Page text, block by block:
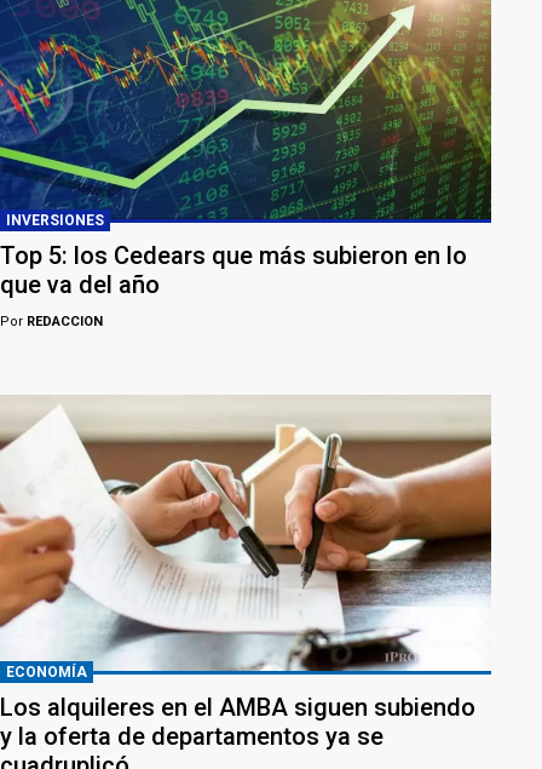
INVERSIONES
Top 5: los Cedears que más subieron en lo
que va del año
Por REDACCION
ECONOMÍA
Los alquileres en el AMBA siguen subiendo
y la oferta de departamentos ya se